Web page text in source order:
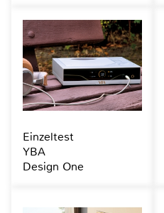
Einzeltest
YBA
Design One